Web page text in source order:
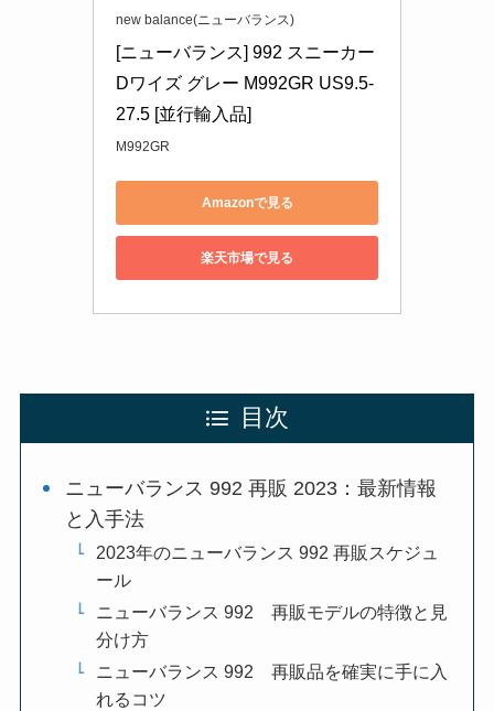
new balance(ニューバランス)
[ニューバランス] 992 スニーカー
Dワイズ グレー M992GR US9.5-
27.5 [並行輸入品]
M992GR
Amazonで見る
楽天市場で見る
目次
ニューバランス 992 再販 2023：最新情報
と入手法
2023年のニューバランス 992 再販スケジュ
ール
ニューバランス 992 再販モデルの特徴と見
分け方
ニューバランス 992 再販品を確実に手に入
れるコツ